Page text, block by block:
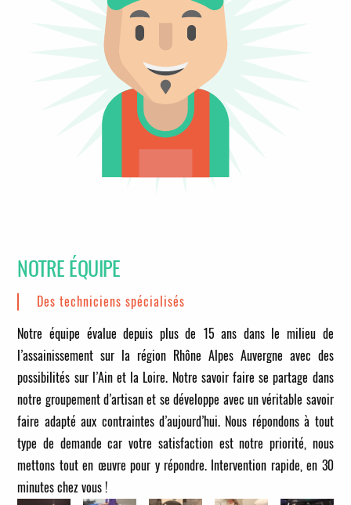
NOTRE ÉQUIPE
Des techniciens spécialisés
Notre équipe évalue depuis plus de 15 ans dans le milieu de
l’assainissement sur la région Rhône Alpes Auvergne avec des
possibilités sur l’Ain et la Loire. Notre savoir faire se partage dans
notre groupement d’artisan et se développe avec un véritable savoir
faire adapté aux contraintes d’aujourd’hui. Nous répondons à tout
type de demande car votre satisfaction est notre priorité, nous
mettons tout en œuvre pour y répondre. Intervention rapide, en 30
minutes chez vous !